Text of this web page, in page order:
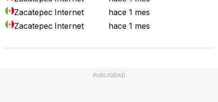
Zacatepec Internet
hace 1 mes
Zacatepec Internet hace 1 mes
PUBLICIDAD